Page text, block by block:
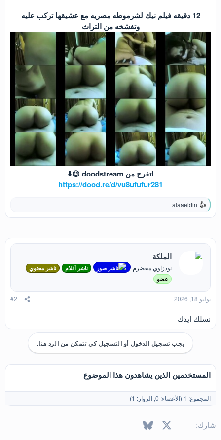
12 دقيقه فيلم نيك لشرموطه مصريه مع عشيقها تركب عليه
وتفشخه من التراث
اتفرج من doodstream 😉⬇️
https://dood.re/d/vu8ufufur281
ل
ا
alaaeldin
الملكة
نودزاوي مخضرم ناشر صور ناشر أفلام
ناشر محتوي
عضو
يوليو 18, 2026 #2
نسلك ايدك
يجب تسجيل الدخول أو التسجيل كي تتمكن من الرد هنا.
المستخدمين الذين يشاهدون هذا الموضوع
المجموع: 1 (الأعضاء: 0, الزوار: 1)
شارك: فيسبوك Bluesky